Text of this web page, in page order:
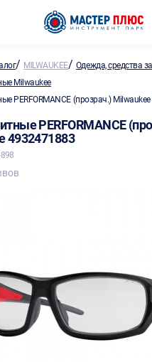
/ MILWAUKEE/ Одежда, средства
Milwaukee
PERFORMANCE (прозрач.)
PERFORMANCE
4932471883